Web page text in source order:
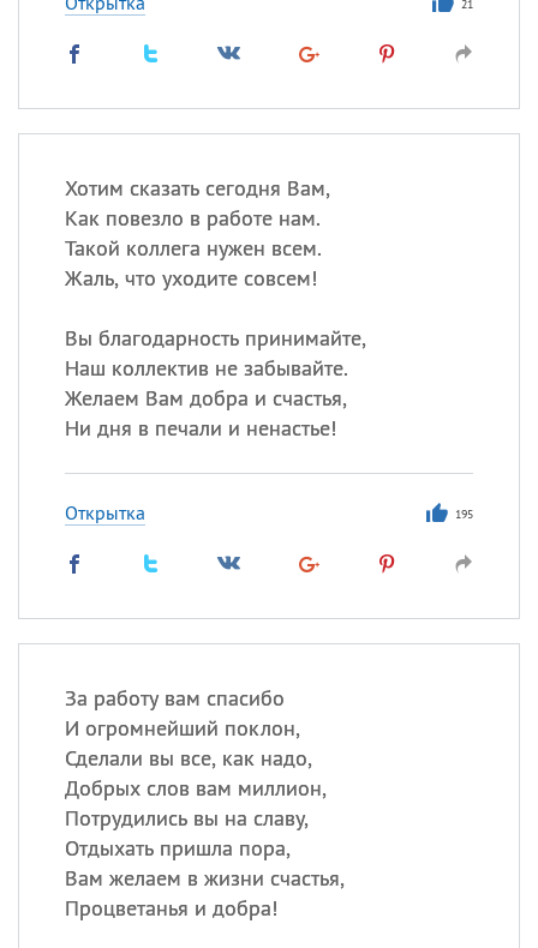
21
Хотим сказать сегодня Вам,
Как повезло в работе нам.
Такой коллега нужен всем.
Жаль, что уходите совсем!
Вы благодарность принимайте,
Наш коллектив не забывайте.
Желаем Вам добра и счастья,
Ни дня в печали и ненастье!
Открытка 195
За работу вам спасибо
И огромнейший поклон,
Сделали вы все, как надо,
Добрых слов вам миллион,
Потрудились вы на славу,
Отдыхать пришла пора,
Вам желаем в жизни счастья,
Процветанья и добра!